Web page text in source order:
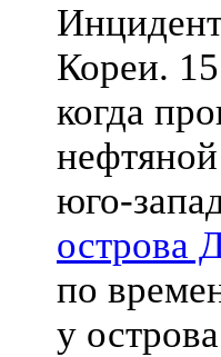
Кореи.
когда
юго-
острова
по
у